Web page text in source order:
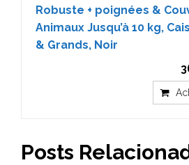
Robuste + poignées &
Animaux Jusqu’à 10 kg,
& Grands, Noir
Posts